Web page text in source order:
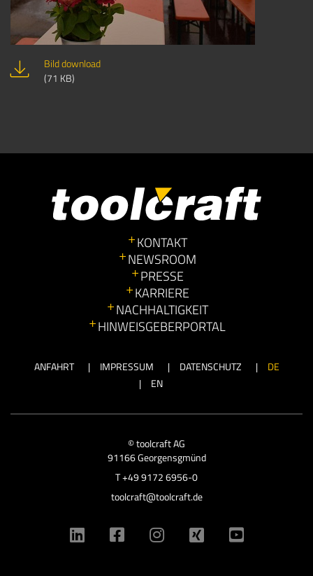
Bild download
(71 KB)
KONTAKT
NEWSROOM
PRESSE
KARRIERE
NACHHALTIGKEIT
HINWEISGEBERPORTAL
ANFAHRT IMPRESSUM DATENSCHUTZ
DE
EN
© toolcraft AG
91166 Georgensgmünd
T+49 9172 6956-0
toolcraft@toolcraft.de